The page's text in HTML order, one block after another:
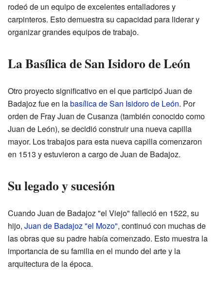
rodeó de un equipo de excelentes entalladores y
carpinteros. Esto demuestra su capacidad para liderar y
organizar grandes equipos de trabajo.
La Basílica de San Isidoro de León
Otro proyecto significativo en el que participó Juan de
Badajoz fue en labasílica de San Isidoro de León. Por
orden de Fray Juan de Cusanza (también conocido como
Juan de León), se decidió construir una nueva capilla
mayor. Los trabajos para esta nueva capilla comenzaron
en 1513 y estuvieron a cargo de Juan de Badajoz.
Su legado y sucesión
Cuando Juan de Badajoz "el Viejo" falleció en 1522, su
hijo, Juan de Badajoz "el Mozo", continuó con muchas de
las obras que su padre había comenzado. Esto muestra la
importancia de su familia en el mundo del arte y la
arquitectura de la época.